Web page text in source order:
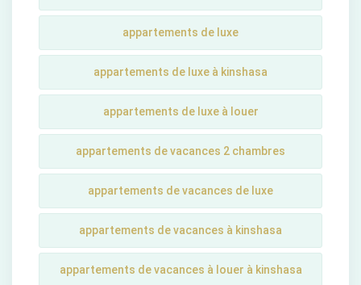
appartements de luxe
appartements de luxe à kinshasa
appartements de luxe à louer
appartements de vacances 2 chambres
appartements de vacances de luxe
appartements de vacances à kinshasa
appartements de vacances à louer à kinshasa